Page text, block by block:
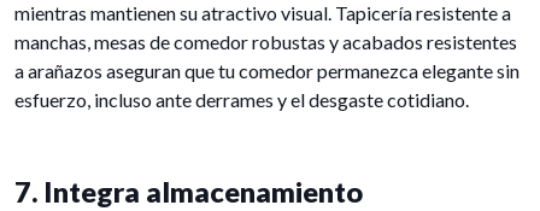
mientras mantienen su atractivo visual. Tapicería resistente a
manchas, mesas de comedor robustas y acabados resistentes
a arañazos aseguran que tu comedor permanezca elegante sin
esfuerzo, incluso ante derrames y el desgaste cotidiano.
7. Integra almacenamiento